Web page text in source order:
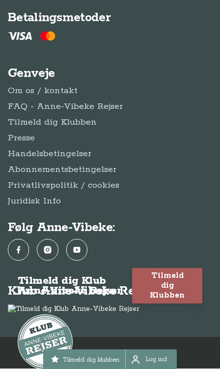
Tilmeld dig klubben Log ind
Log ind
Betalingsmetoder
Genveje
Om os / kontakt
FAQ - Anne-Vibeke Rejser
Tilmeld dig Klubben
Presse
Handelsbetingelser
Abonnementsbetingelser
Privatlivspolitik / cookies
Juridisk Info
Følg Anne-Vibeke:
FacebookInstagramYouTube
Klub Anne-Vibeke Rejser
Tilmeld dig Klub
Anne-Vibeke Rejser
Tilmeld
dig
Klubben
© Anne-Vibeke Rejser 2026